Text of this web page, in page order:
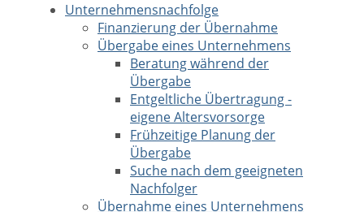
Unternehmensnachfolge
Finanzierung der Übernahme
Übergabe eines Unternehmens
Beratung während der
Übergabe
Entgeltliche Übertragung -
eigene Altersvorsorge
Frühzeitige Planung der
Übergabe
Suche nach dem geeigneten
Nachfolger
Übernahme eines Unternehmens